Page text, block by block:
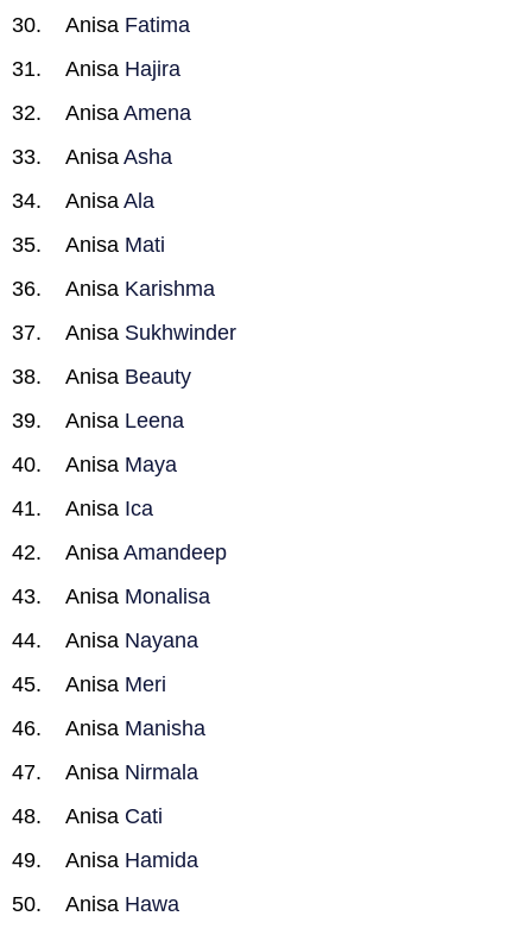
Anisa Fatima
Anisa Hajira
Anisa Amena
Anisa Asha
Anisa Ala
Anisa Mati
Anisa Karishma
Anisa Sukhwinder
Anisa Beauty
Anisa Leena
Anisa Maya
Anisa Ica
Anisa Amandeep
Anisa Monalisa
Anisa Nayana
Anisa Meri
Anisa Manisha
Anisa Nirmala
Anisa Cati
Anisa Hamida
Anisa Hawa